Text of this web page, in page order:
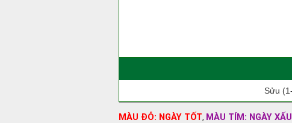
Sửu
MÀU ĐỎ: NGÀY TỐT, MÀU TÍM: NGÀY XẤU